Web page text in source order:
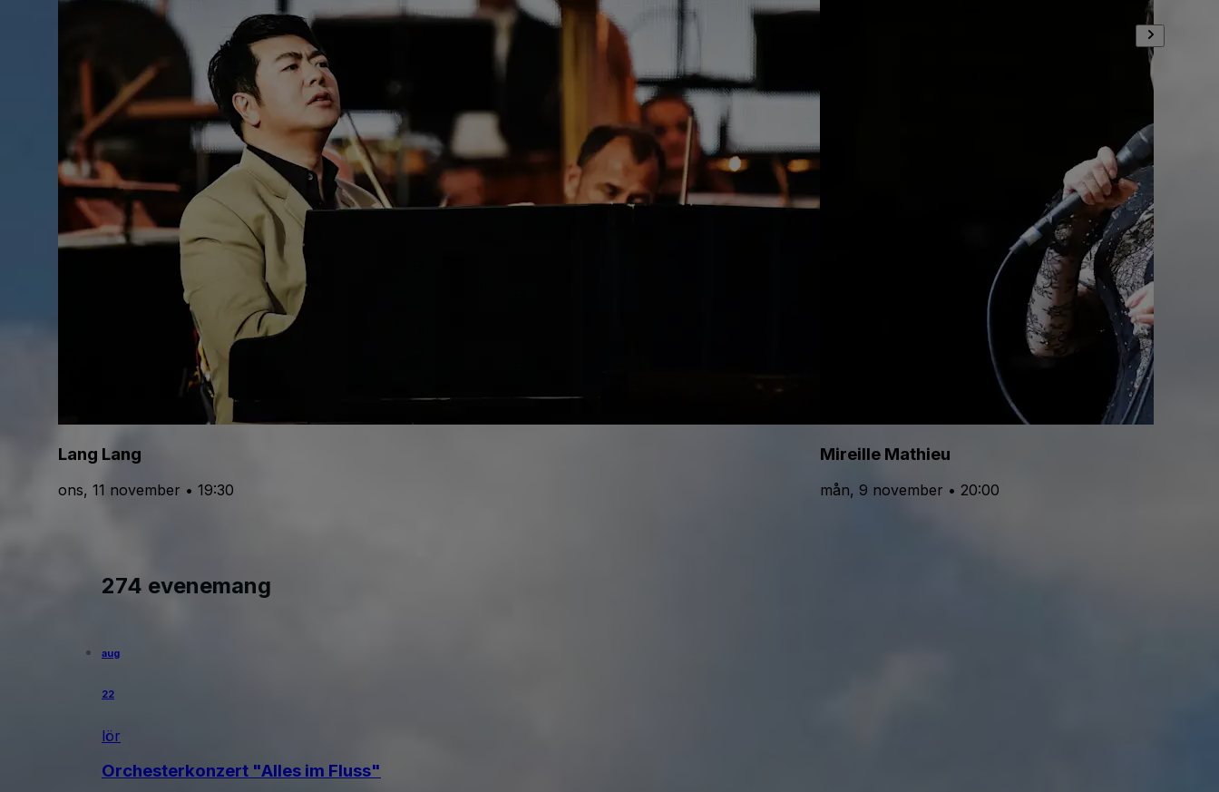
Lang Lang
ons, 11 november • 19:30
Mireille Mathieu
mån, 9 november • 20:00
274 evenemang
aug
22
lör
Orchesterkonzert "Alles im Fluss"